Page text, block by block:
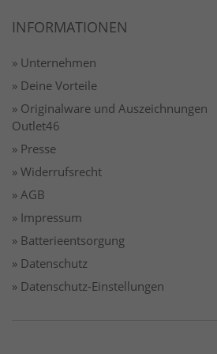
INFORMATIONEN
» Unternehmen
» Deine Vorteile
» Originalware und Auszeichnungen
Outlet46
» Presse
» Widerrufsrecht
» AGB
» Impressum
» Batterieentsorgung
» Datenschutz
» Datenschutz-Einstellungen